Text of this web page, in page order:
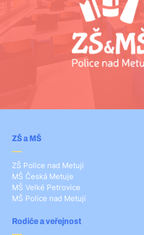
ZŠ a MŠ
ZŠ Police nad Metují
MŠ Česká Metuje
MŠ Velké Petrovice
MŠ Police nad Metují
Rodiče a veřejnost